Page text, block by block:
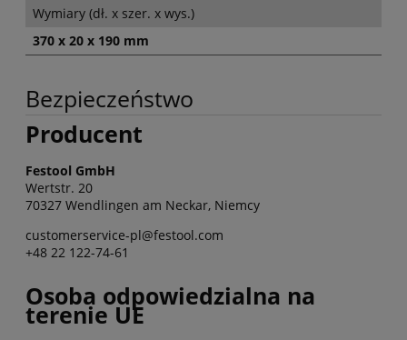
Wymiary (dł. x szer. x wys.)
370 x 20 x 190 mm
Bezpieczeństwo
Producent
Festool GmbH
Wertstr. 20
70327 Wendlingen am Neckar, Niemcy
customerservice-pl@festool.com
+48 22 122-74-61
Osoba odpowiedzialna na
terenie UE